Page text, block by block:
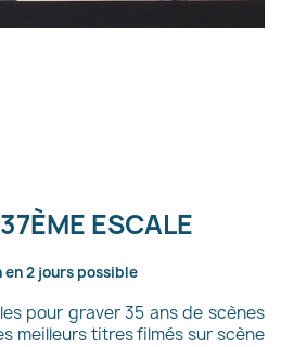
ESCALE
en 2 jours possible
pour graver 35 ans de scènes
meilleurs titres filmés sur scène